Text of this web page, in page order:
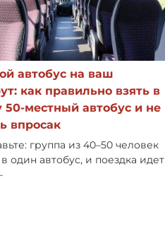
автобус на ваш
как правильно взять в
50-местный автобус и не
впросак
группа из 40–50 человек
один автобус, и поездка идет